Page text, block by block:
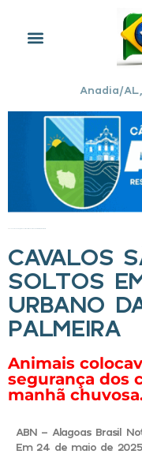
Anadia/
CAVALOS
SOLTOS
URBANO
PALMEIRA
Animais
segurança dos
manhã
ABN - Alagoas Brasil
Em 24 de maio de 2025